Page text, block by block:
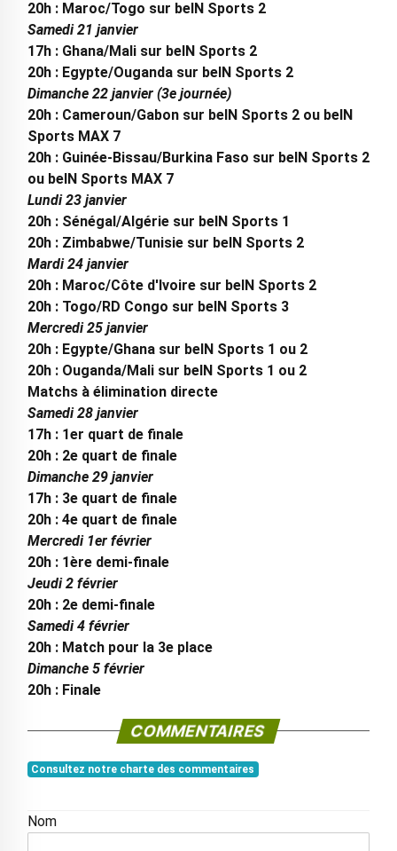
20h : Maroc/Togo sur beIN Sports 2
Samedi 21 janvier
17h : Ghana/Mali sur beIN Sports 2
20h : Egypte/Ouganda sur beIN Sports 2
Dimanche 22 janvier (3e journée)
20h : Cameroun/Gabon sur beIN Sports 2 ou beIN
Sports MAX 7
20h : Guinée-Bissau/Burkina Faso sur beIN Sports 2
ou beIN Sports MAX 7
Lundi 23 janvier
20h : Sénégal/Algérie sur beIN Sports 1
20h : Zimbabwe/Tunisie sur beIN Sports 2
Mardi 24 janvier
20h : Maroc/Côte d'Ivoire sur beIN Sports 2
20h : Togo/RD Congo sur beIN Sports 3
Mercredi 25 janvier
20h : Egypte/Ghana sur beIN Sports 1 ou 2
20h : Ouganda/Mali sur beIN Sports 1 ou 2
Matchs à élimination directe
Samedi 28 janvier
17h : 1er quart de finale
20h : 2e quart de finale
Dimanche 29 janvier
17h : 3e quart de finale
20h : 4e quart de finale
Mercredi 1er février
20h : 1ère demi-finale
Jeudi 2 février
20h : 2e demi-finale
Samedi 4 février
20h : Match pour la 3e place
Dimanche 5 février
20h : Finale
COMMENTAIRES
Consultez notre charte des commentaires
Nom